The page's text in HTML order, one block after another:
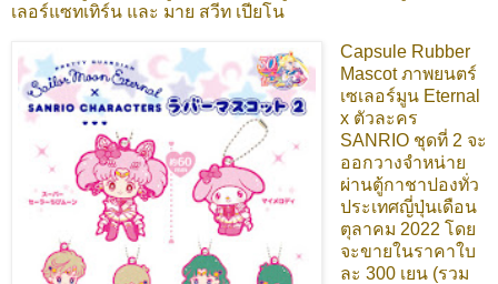
เลอร์แซทเทิร์น และ มาย สวีท เปียโน
Capsule Rubber
Mascot ภาพยนตร์
เซเลอร์มูน Eternal
x ตัวละคร
SANRIO ชุดที่ 2 จะ
ออกวางจำหน่าย
ผ่านตู้กาชาปองทั่ว
ประเทศญี่ปุ่นเดือน
ตุลาคม 2022 โดย
จะขายในราคาใบ
ละ 300 เยน (รวม